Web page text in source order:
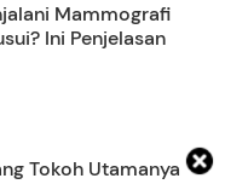
Mammografi
Ini Penjelasan
Tokoh Utamanya